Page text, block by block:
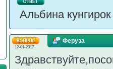
Альбина
12-01-2017
Феруза